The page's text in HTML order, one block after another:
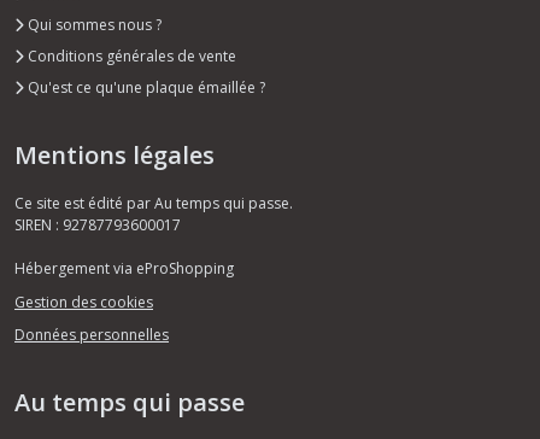
Qui sommes nous ?
Conditions générales de vente
Qu'est ce qu'une plaque émaillée ?
Mentions légales
Ce site est édité par Au temps qui passe.
SIREN : 92787793600017
Hébergement via eProShopping
Gestion des cookies
Données personnelles
Au temps qui passe